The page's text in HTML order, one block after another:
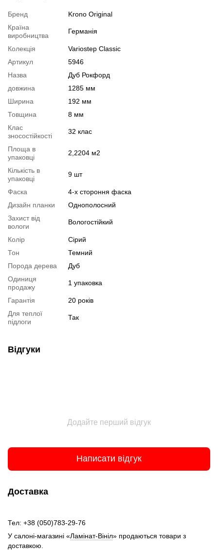
Бренд
Krono Original
Країна
виробництва
Германія
Колекція
Variostep Classic
Артикул
5946
Назва
Дуб Рокфорд
довжина
1285 мм
Ширина
192 мм
Товщина
8 мм
Клас
зносостійкості
32 клас
Площа в
упаковці
2,2204 м2
Кількість в
упаковці
9 шт
Фаска
4-х стороння фаска
Дизайн планки
Однополосний
Захист від
вологи
Вологостійкий
Колір
Сірий
Тон
Темний
Порода дерева
Дуб
Одиниця
продажу
1 упаковка
Гарантія
20 років
Для теплої
підлоги
Так
Відгуки
Додайте перший відгук
Написати відгук
Доставка
Тел: +38 (050)783-29-76
У салоні-магазині «Ламінат-Вініл» продаються товари з
доставкою.